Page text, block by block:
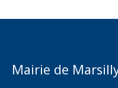
Mairie de